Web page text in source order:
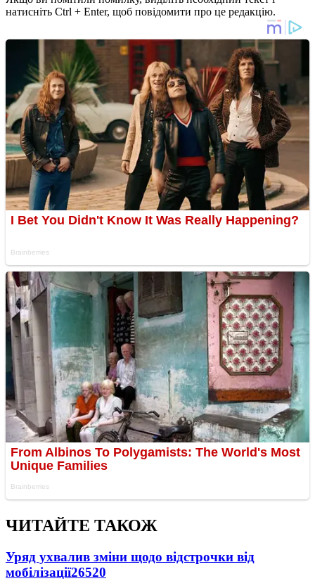
натисніть Ctrl + Enter, щоб повідомити про це редакцію.
ЧИТАЙТЕ ТАКОЖ
Уряд ухвалив зміни щодо відстрочки від
мобілізації26520